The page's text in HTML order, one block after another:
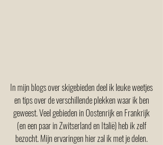
In mijn blogs over skigebieden deel ik leuke weetjes
en tips over de verschillende plekken waar ik ben
geweest. Veel gebieden in Oostenrijk en Frankrijk
(en een paar in Zwitserland en Italië) heb ik zelf
bezocht. Mijn ervaringen hier zal ik met je delen.